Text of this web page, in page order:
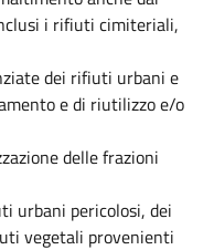
i rifiuti cimiteriali,
dei rifiuti urbani e
e di riutilizzo e/o
delle frazioni
urbani pericolosi, dei
vegetali provenienti